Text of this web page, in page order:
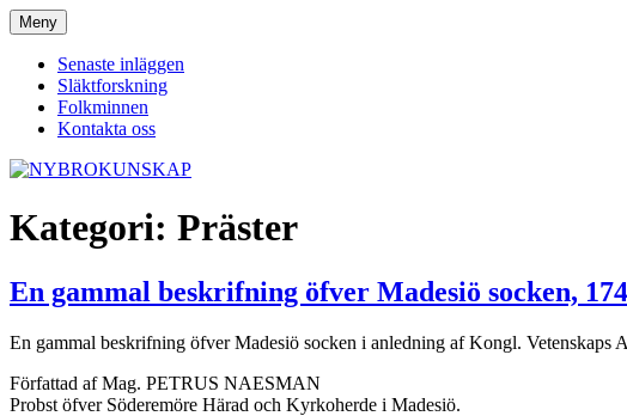
Hoppa
till
innehåll
NYBROKUNSKAP
Meny
Senaste inläggen
Släktforskning
Folkminnen
Kontakta oss
Kategori: Präster
En gammal beskrifning öfver Madesiö socken,
En gammal beskrifning öfver Madesiö socken i anledning af Kongl. Vetenskaps
Författad af Mag. PETRUS NAESMAN
Probst öfver Söderemöre Härad och Kyrkoherde i Madesiö.